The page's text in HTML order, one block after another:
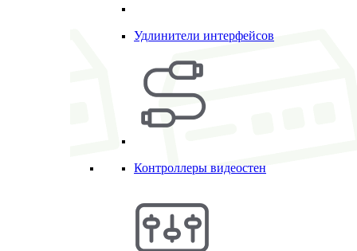
Удлинители интерфейсов
Контроллеры видеостен